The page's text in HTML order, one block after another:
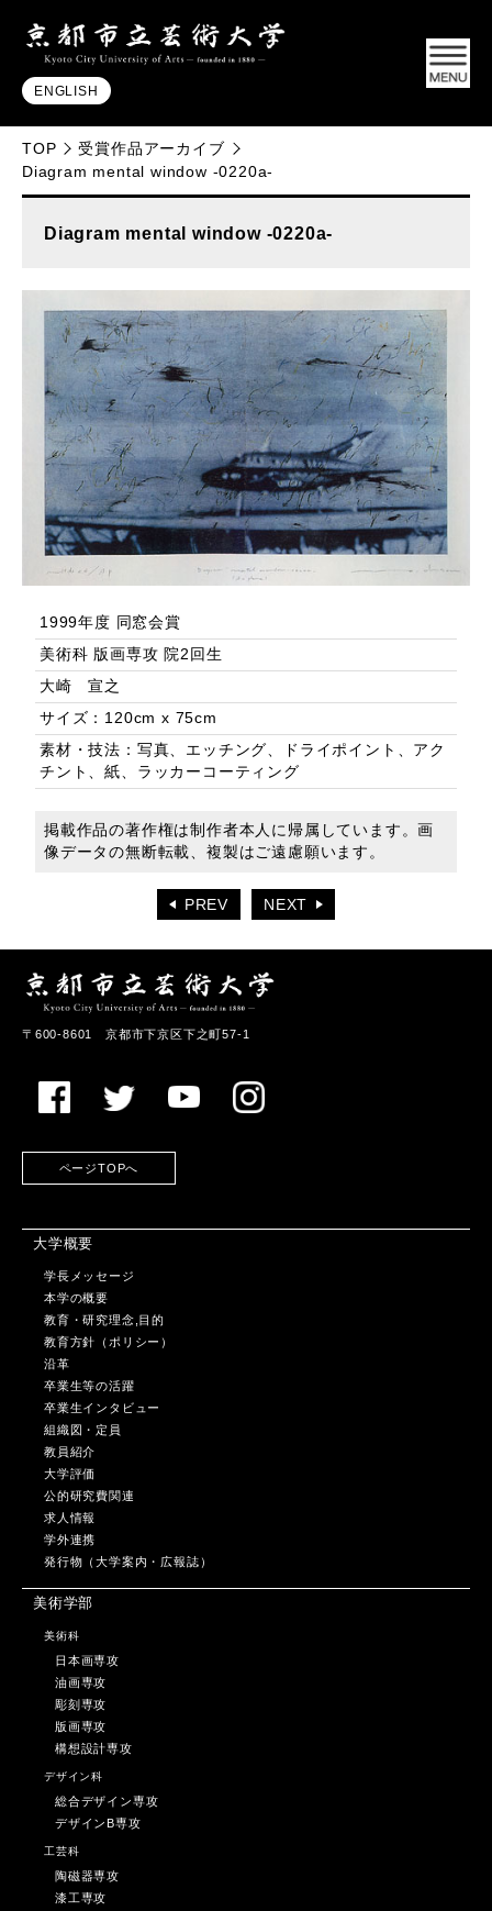
ENGLISH
TOP
受賞作品アーカイブ
Diagram mental window -0220a-
Diagram mental window -0220a-
1999年度 同窓会賞
美術科 版画専攻 院2回生
大崎 宣之
サイズ：120cm x 75cm
素材・技法：写真、エッチング、ドライポイント、アク
チント、紙、ラッカーコーティング
掲載作品の著作権は制作者本人に帰属しています。画
像データの無断転載、複製はご遠慮願います。
PREV NEXT
〒600-8601 京都市下京区下之町57-1
ページTOPへ
大学概要
学長メッセージ
本学の概要
教育・研究理念,目的
教育方針（ポリシー）
沿革
卒業生等の活躍
卒業生インタビュー
組織図・定員
教員紹介
大学評価
公的研究費関連
求人情報
学外連携
発行物（大学案内・広報誌）
美術学部
美術科
日本画専攻
油画専攻
彫刻専攻
版画専攻
構想設計専攻
デザイン科
総合デザイン専攻
デザインB専攻
工芸科
陶磁器専攻
漆工専攻